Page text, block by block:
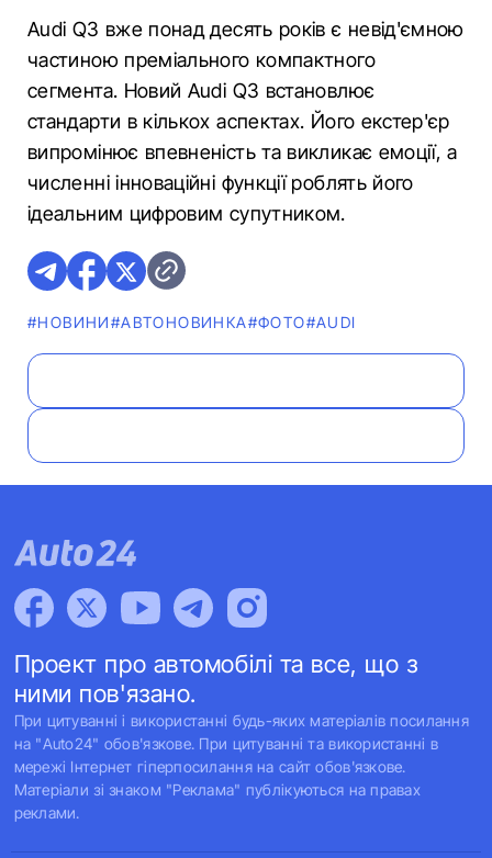
Audi Q3 вже понад десять років є невід'ємною
частиною преміального компактного
сегмента. Новий Audi Q3 встановлює
стандарти в кількох аспектах. Його екстер'єр
випромінює впевненість та викликає емоції, а
численні інноваційні функції роблять його
ідеальним цифровим супутником.
#НОВИНИ#АВТОНОВИНКА#ФОТО#AUDI
Проект про автомобілі та все, що з
ними пов'язано.
При цитуванні і використанні будь-яких матеріалів посилання
на "Auto24" обов'язкове. При цитуванні та використанні в
мережі Інтернет гіперпосилання на сайт обов'язкове.
Матеріали зі знаком "Реклама" публікуються на правах
реклами.